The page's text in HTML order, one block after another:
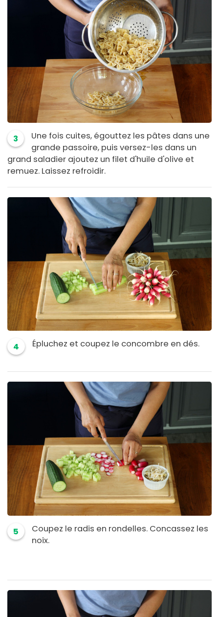
3
Une fois cuites, égouttez les pâtes dans une
grande passoire, puis versez-les dans un
grand saladier ajoutez un filet d'huile d'olive et
remuez. Laissez refroidir.
4 Épluchez et coupez le concombre en dés.
5
Coupez le radis en rondelles. Concassez les
noix.